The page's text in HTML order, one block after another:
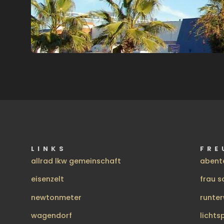
LINKS
allrad lkw gemeinschaft
eisenzelt
newtonmeter
wagendorf
frau